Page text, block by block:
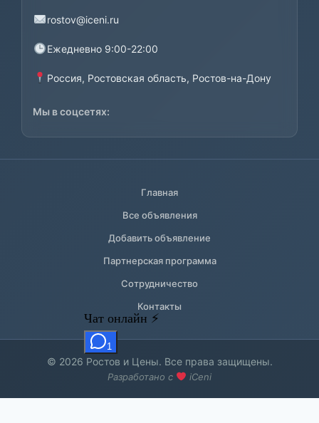
rostov@iceni.ru
Ежедневно 9:00-22:00
Россия, Ростовская область, Ростов-на-Дону
Мы в соцсетях:
Главная
Все объявления
Добавить объявление
Партнерская программа
Сотрудничество
Контакты
© 2026 Ростов и Цены. Все права защищены.
Разработано с iCeni